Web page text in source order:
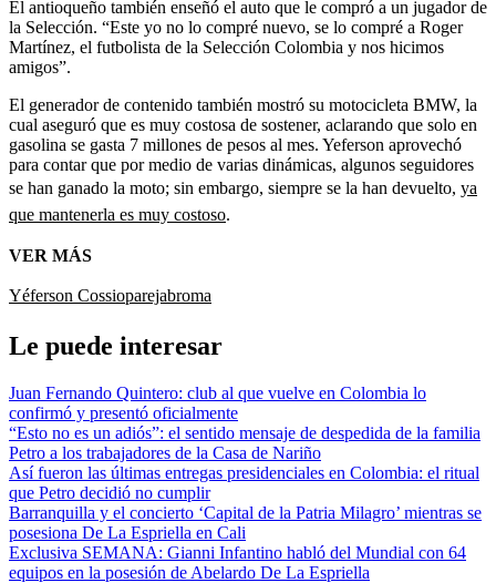
El antioqueño también enseñó el auto que le compró a un jugador de
la Selección. “Este yo no lo compré nuevo, se lo compré a Roger
Martínez, el futbolista de la Selección Colombia y nos hicimos
amigos”.
El generador de contenido también mostró su motocicleta BMW, la
cual aseguró que es muy costosa de sostener, aclarando que solo en
gasolina se gasta 7 millones de pesos al mes. Yeferson aprovechó
para contar que por medio de varias dinámicas, algunos seguidores
se han ganado la moto; sin embargo, siempre se la han devuelto, ya
que mantenerla es muy costoso.
VER MÁS
Yéferson Cossioparejabroma
Le puede interesar
Juan Fernando Quintero: club al que vuelve en Colombia lo
confirmó y presentó oficialmente
“Esto no es un adiós”: el sentido mensaje de despedida de la familia
Petro a los trabajadores de la Casa de Nariño
Así fueron las últimas entregas presidenciales en Colombia: el ritual
que Petro decidió no cumplir
Barranquilla y el concierto ‘Capital de la Patria Milagro’ mientras se
posesiona De La Espriella en Cali
Exclusiva SEMANA: Gianni Infantino habló del Mundial con 64
equipos en la posesión de Abelardo De La Espriella